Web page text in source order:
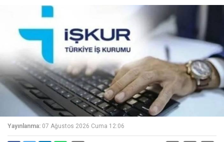
Yayınlanma: 07 Ağustos 2026 Cuma 12:06